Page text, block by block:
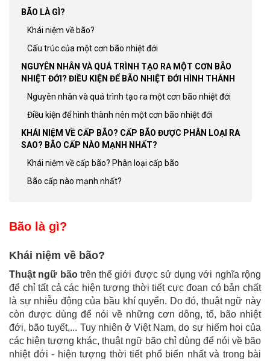
BÃO LÀ GÌ?
Khái niệm về bão?
Cấu trúc của một cơn bão nhiệt đới
NGUYÊN NHÂN VÀ QUÁ TRÌNH TẠO RA MỘT CƠN BÃO
NHIỆT ĐỚI? ĐIỀU KIỆN ĐỂ BÃO NHIỆT ĐỚI HÌNH THÀNH
Nguyên nhân và quá trình tạo ra một cơn bão nhiệt đới
Điều kiện để hình thành nên một cơn bão nhiệt đới
KHÁI NIỆM VỀ CẤP BÃO? CẤP BÃO ĐƯỢC PHÂN LOẠI RA
SAO? BÃO CẤP NÀO MẠNH NHẤT?
Khái niệm về cấp bão? Phân loại cấp bão
Bão cấp nào mạnh nhất?
Bão là gì?
Khái niệm về bão?
Thuật ngữ bãotrên thế giới được sử dụng với nghĩa rộng
để chỉ tất cả các hiện tượng thời tiết cực đoan có bản chất
là sự nhiễu động của bầu khí quyển. Do đó, thuật ngữ này
còn được dùng để nói về những cơn dông, tố, bão nhiệt
đới, bão tuyết,... Tuy nhiên ở Việt Nam, do sự hiếm hoi của
các hiện tượng khác, thuật ngữ bão chỉ dùng để nói về bão
nhiệt đới - hiện tượng thời tiết phổ biến nhất và trong bài